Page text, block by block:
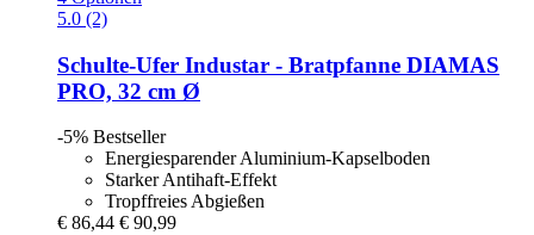
5.0 (2)
Schulte-Ufer Industar -​ Bratpfanne DIAMAS
PRO, 32 cm Ø
-5% Bestseller
Energiesparender Aluminium-Kapselboden
Starker Antihaft-Effekt
Tropffreies Abgießen
€ 86,44 € 90,99